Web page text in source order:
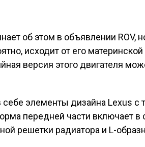
об этом в объявлении ROV,
исходит от его
версия этого двигателя
себе элементы дизайна Lexus
передней части включает в
решетки радиатора и L-